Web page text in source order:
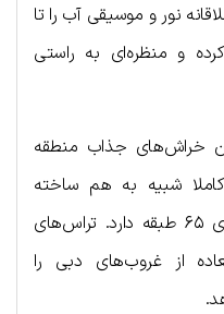
نور و موسیقی آب را تا
کرده و منظره‌ای به راستی
خراش‌های جذاب منطقه
شبیه به هم ساخته
شده‌اند اما یکی ۲۰ طبقه و دیگری ۶۵ طبقه دارد. تراس‌های
از غروب‌های دبی را